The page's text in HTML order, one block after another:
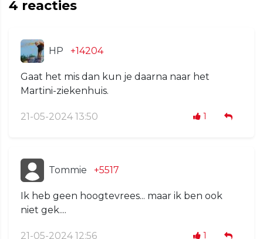
4 reacties
HP +14204
Gaat het mis dan kun je daarna naar het
Martini-ziekenhuis.
21-05-2024 13:50 1
Tommie +5517
Ik heb geen hoogtevrees... maar ik ben ook
niet gek....
21-05-2024 12:56 1